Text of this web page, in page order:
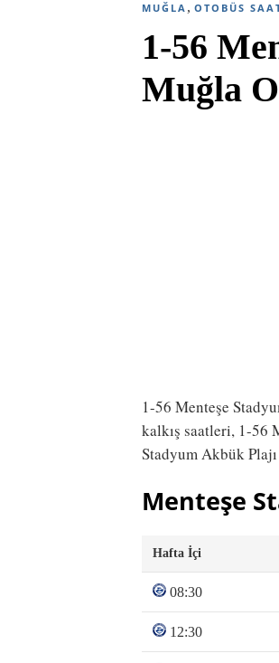
MUĞLA , OTOBÜS
1-56
Muğla
1-56 Menteşe
kalkış saatleri, 1-56
Stadyum Akbük
Menteşe
Hafta İçi
08:30
12:30